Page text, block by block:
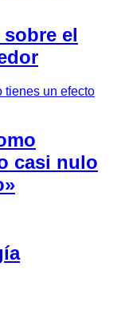
el
casi nulo